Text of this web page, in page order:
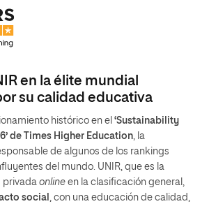
en la élite mundial
su calidad educativa
histórico en el ‘Sustainability
de Times Higher Education, la
de algunos de los rankings
del mundo. UNIR, que es la
privada online en la clasificación general,
social , con una educación de calidad,